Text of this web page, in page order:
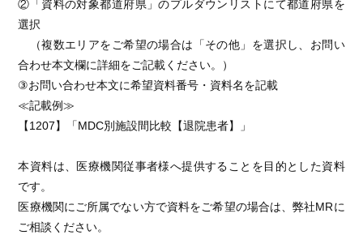
②「資料の対象都道府県」のプルダウンリストにて都道府県を
選択
（複数エリアをご希望の場合は「その他」を選択し、お問い
合わせ本文欄に詳細をご記載ください。）
③お問い合わせ本文に希望資料番号・資料名を記載
≪記載例≫
【1207】「MDC別施設間比較【退院患者】」
本資料は、医療機関従事者様へ提供することを目的とした資料
です。
医療機関にご所属でない方で資料をご希望の場合は、弊社MRに
ご相談ください。